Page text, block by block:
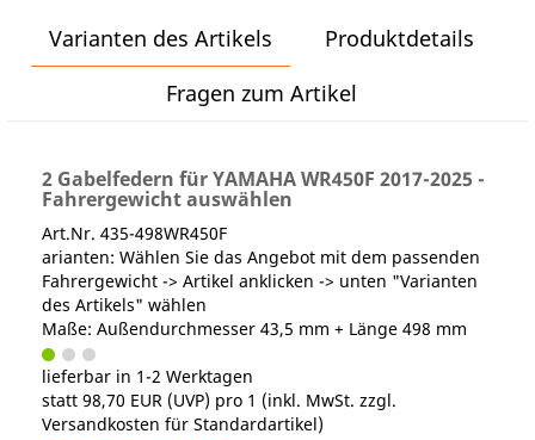
Varianten des Artikels
Produktdetails
Fragen zum Artikel
2 Gabelfedern für YAMAHA WR450F 2017-2025 -
Fahrergewicht auswählen
Art.Nr. 435-498WR450F
arianten: Wählen Sie das Angebot mit dem passenden
Fahrergewicht -> Artikel anklicken -> unten "Varianten
des Artikels" wählen
Maße: Außendurchmesser 43,5 mm + Länge 498 mm
lieferbar in 1-2 Werktagen
statt 98,70 EUR (UVP) pro 1 (inkl. MwSt. zzgl.
Versandkosten für Standardartikel)